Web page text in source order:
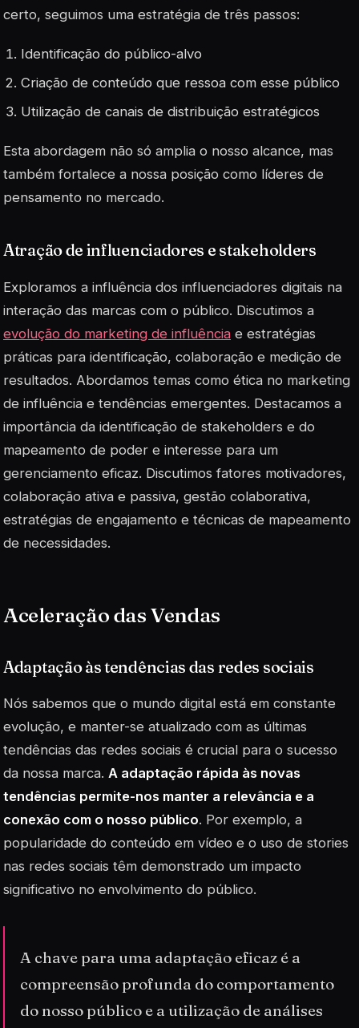
certo, seguimos uma estratégia de três passos:
Identificação do público-alvo
Criação de conteúdo que ressoa com esse público
Utilização de canais de distribuição estratégicos
Esta abordagem não só amplia o nosso alcance, mas
também fortalece a nossa posição como líderes de
pensamento no mercado.
Atração de influenciadores e stakeholders
Exploramos a influência dos influenciadores digitais na
interação das marcas com o público. Discutimos a
evolução do marketing de influência e estratégias
práticas para identificação, colaboração e medição de
resultados. Abordamos temas como ética no marketing
de influência e tendências emergentes. Destacamos a
importância da identificação de stakeholders e do
mapeamento de poder e interesse para um
gerenciamento eficaz. Discutimos fatores motivadores,
colaboração ativa e passiva, gestão colaborativa,
estratégias de engajamento e técnicas de mapeamento
de necessidades.
Aceleração das Vendas
Adaptação às tendências das redes sociais
Nós sabemos que o mundo digital está em constante
evolução, e manter-se atualizado com as últimas
tendências das redes sociais é crucial para o sucesso
da nossa marca. A adaptação rápida às novas
tendências permite-nos manter a relevância e a
conexão com o nosso público. Por exemplo, a
popularidade do conteúdo em vídeo e o uso de stories
nas redes sociais têm demonstrado um impacto
significativo no envolvimento do público.
A chave para uma adaptação eficaz é a
compreensão profunda do comportamento
do nosso público e a utilização de análises